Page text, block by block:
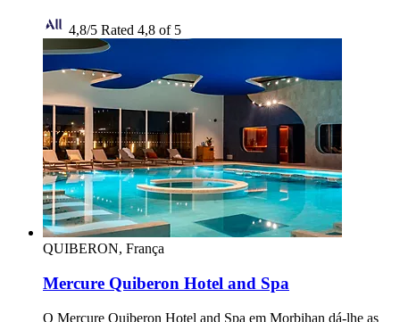
4,8/5 Rated 4,8 of 5
QUIBERON, França
Mercure Quiberon Hotel and Spa
O Mercure Quiberon Hotel and Spa em Morbihan dá-lhe as